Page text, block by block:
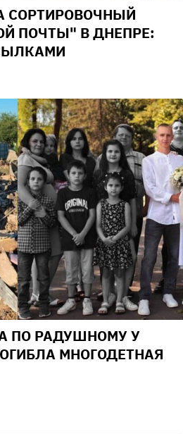
СОРТИРОВОЧНЫЙ
ПОЧТЫ" В ДНЕПРЕ:
ПО РАДУШНОМУ У
МНОГОДЕТНАЯ